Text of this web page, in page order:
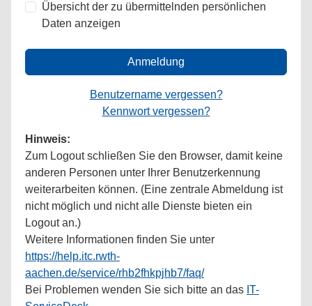
Übersicht der zu übermittelnden persönlichen
Daten anzeigen
Anmeldung
Benutzername vergessen?
Kennwort vergessen?
Hinweis:
Zum Logout schließen Sie den Browser, damit keine
anderen Personen unter Ihrer Benutzerkennung
weiterarbeiten können. (Eine zentrale Abmeldung ist
nicht möglich und nicht alle Dienste bieten ein
Logout an.)
Weitere Informationen finden Sie unter
https://help.itc.rwth-
aachen.de/service/rhb2fhkpjhb7/faq/
Bei Problemen wenden Sie sich bitte an das IT-